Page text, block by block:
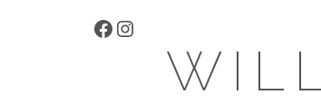
FACEBOOK
INSTAGRAM